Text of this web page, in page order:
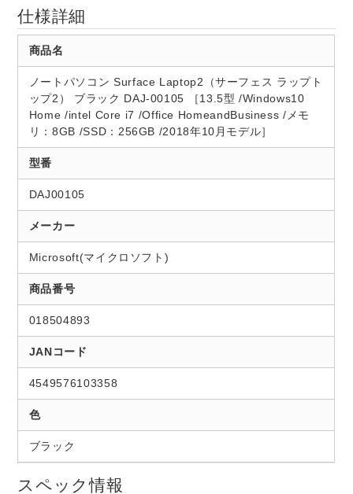
仕様詳細
商品名
ノートパソコン Surface Laptop2（サーフェス ラップト
ップ2） ブラック DAJ-00105 ［13.5型 /Windows10
Home /intel Core i7 /Office HomeandBusiness /メモ
リ：8GB /SSD：256GB /2018年10月モデル］
型番
DAJ00105
メーカー
Microsoft(マイクロソフト)
商品番号
018504893
JANコード
4549576103358
色
ブラック
スペック情報